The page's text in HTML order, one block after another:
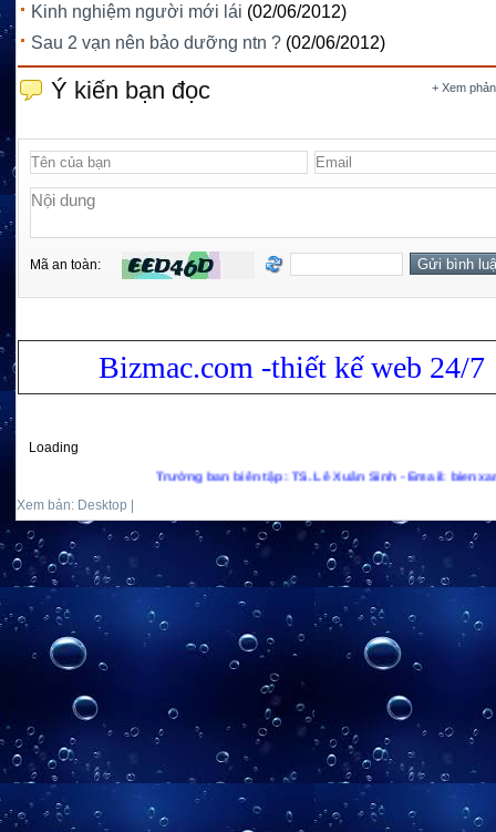
Kinh nghiệm người mới lái (02/06/2012)
Sau 2 vạn nên bảo dưỡng ntn ? (02/06/2012)
+ Xem
Ý kiến bạn đọc
Mã an toàn:
Bizmac.com -thiết kế web 24/7
Loading
Trưởng ban biên tập: TS. Lê Xuân Sinh - Email:
Xem bản: Desktop |